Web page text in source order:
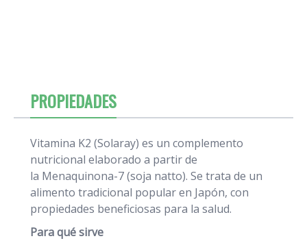
PROPIEDADES
Vitamina K2 (Solaray) es un complemento
nutricional elaborado a partir de
la Menaquinona-7 (soja natto). Se trata de un
alimento tradicional popular en Japón, con
propiedades beneficiosas para la salud.
Para qué sirve